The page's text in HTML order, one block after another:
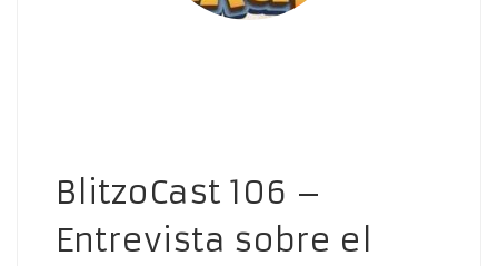
BlitzoCast 106 –
Entrevista sobre el